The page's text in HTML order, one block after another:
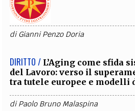
diGianni Penzo Doria
DIRITTO / L’Aging come sfida
del Lavoro: verso il
tra tutele europee e modelli
diPaolo Bruno Malaspina